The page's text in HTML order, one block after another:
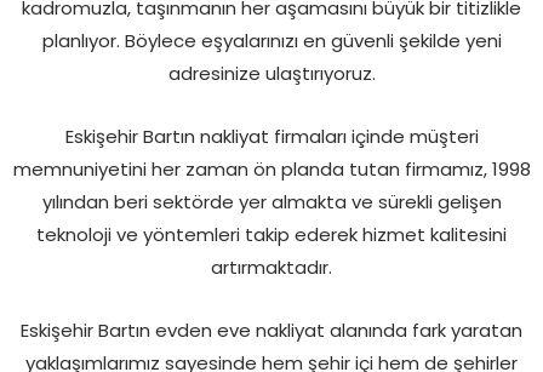
kadromuzla, taşınmanın her aşamasını büyük bir titizlikle
planlıyor. Böylece eşyalarınızı en güvenli şekilde yeni
adresinize ulaştırıyoruz.
Eskişehir Bartın nakliyat firmaları içinde müşteri
memnuniyetini her zaman ön planda tutan firmamız, 1998
yılından beri sektörde yer almakta ve sürekli gelişen
teknoloji ve yöntemleri takip ederek hizmet kalitesini
artırmaktadır.
Eskişehir Bartın evden eve nakliyat alanında fark yaratan
yaklaşımlarımız sayesinde hem şehir içi hem de şehirler